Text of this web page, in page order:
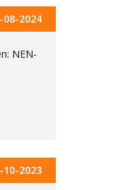
08-2024
NEN-
10-2023